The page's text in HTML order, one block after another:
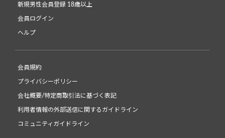
新規男性会員登録 18歳以上
会員ログイン
ヘルプ
会員規約
プライバシーポリシー
会社概要/特定商取引法に基づく表記
利用者情報の外部送信に関するガイドライン
コミュニティガイドライン